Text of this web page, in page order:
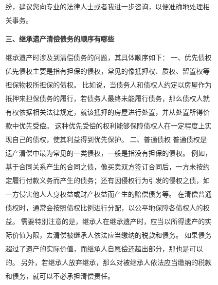
纷，建议您向专业的法律人士或者我进一步咨询，以便准确地处理相
关事务。
三、继承遗产清偿债务的顺序有哪些
继承遗产时涉及到清偿债务的问题，其具体顺序如下： 一、优先债权
优先债权主要是指有担保的债权，常见的像抵押权、质权、留置权等
担保物权所担保的债权。 比如说，当债务人和债权人约定以房屋作为
抵押来担保债务的履行，若债务人最终未能履行债务，那么债权人就
有权依据相关法律规定，就该抵押的房屋进行处置，并从处置所得价
款中优先受偿。 这种优先受偿的权利能够保障债权人在一定程度上实
现自己的债权，使其利益得到优先保护。 二、普通债权 普通债权是
遗产清偿中最为常见的一类债权，一般是指没有担保的债权。 例如，
基于合同关系产生的合同之债，像买卖双方签订合同后，一方未按约
定履行付款义务而产生的债务；还有因侵权行为引发的侵权之债，如
一方侵害他人人身权益或财产权益而产生的赔偿债务等。 在清偿普通
债权时，通常会按照债权比例进行分配，以公平地保障各债权人的权
益。 需要特别注意的是，继承人在继承遗产时，应当以所得遗产的实
际价值为限，去清偿被继承人依法应当缴纳的税款和债务。 如果债务
超过了遗产的实际价值，而继承人自愿偿还超出部分，那也是可以
的。 另外，若继承人放弃继承，那么对被继承人依法应当缴纳的税款
和债务，就可以不必承担清偿责任。